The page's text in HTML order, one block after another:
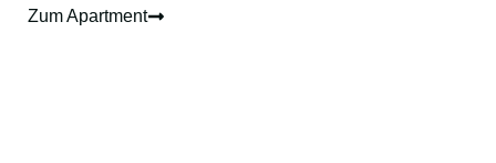
Zum Apartment